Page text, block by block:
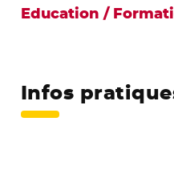
Education /
Infos